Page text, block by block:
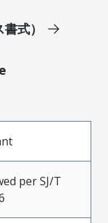
式）
per SJ/T